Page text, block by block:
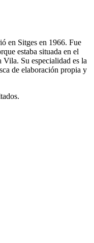
en Sitges en 1966. Fue
estaba situada en el
Su especialidad es la
de elaboración propia y